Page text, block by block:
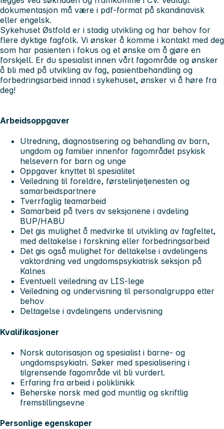
dokumentasjon må være i pdf-format på skandinavisk
eller engelsk.
Sykehuset Østfold er i stadig utvikling og har behov for
flere dyktige fagfolk. Vi ønsker å komme i kontakt med deg
som har pasienten i fokus og et ønske om å gjøre en
forskjell. Er du spesialist innen vårt fagområde og ønsker
å bli med på utvikling av fag, pasientbehandling og
forbedringsarbeid innad i sykehuset, ønsker vi å høre fra
deg!
Arbeidsoppgaver
Utredning, diagnostisering og behandling av barn,
ungdom og familier innenfor fagområdet psykisk
helsevern for barn og unge
Oppgaver knyttet til spesialitet
Veiledning til foreldre, førstelinjetjenesten og
samarbeidspartnere
Tverrfaglig teamarbeid
Samarbeid på tvers av seksjonene i avdeling
BUP/HABU
Det gis mulighet å medvirke til utvikling av fagfeltet,
med deltakelse i forskning eller forbedringsarbeid
Det gis også mulighet for deltakelse i avdelingens
vaktordning ved ungdomspsykiatrisk seksjon på
Kalnes
Eventuell veiledning av LIS-lege
Veiledning og undervisning til personalgruppa etter
behov
Deltagelse i avdelingens undervisning
Kvalifikasjoner
Norsk autorisasjon og spesialist i barne- og
ungdomspsykiatri. Søker med spesialisering i
tilgrensende fagområde vil bli vurdert.
Erfaring fra arbeid i poliklinikk
Beherske norsk med god muntlig og skriftlig
fremstillingsevne
Personlige egenskaper